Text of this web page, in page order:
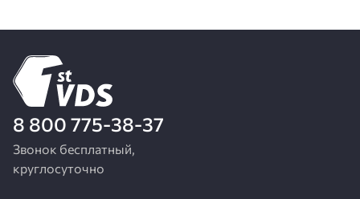
8 800 775-38-37
Звонок бесплатный,
круглосуточно